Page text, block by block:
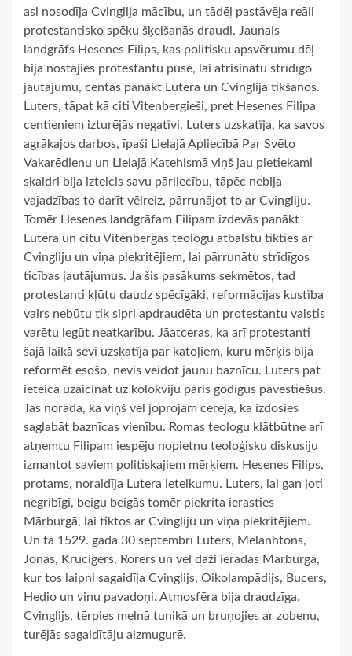
asi nosodīja Cvinglija mācību, un tādēļ pastāvēja reāli
protestantisko spēku šķelšanās draudi. Jaunais
landgrāfs Hesenes Filips, kas politisku apsvērumu dēļ
bija nostājies protestantu pusē, lai atrisinātu strīdīgo
jautājumu, centās panākt Lutera un Cvinglija tikšanos.
Luters, tāpat kā citi Vitenbergieši, pret Hesenes Filipa
centieniem izturējās negatīvi. Luters uzskatīja, ka savos
agrākajos darbos, īpaši Lielajā Apliecībā Par Svēto
Vakarēdienu un Lielajā Katehismā viņš jau pietiekami
skaidri bija izteicis savu pārliecību, tāpēc nebija
vajadzības to darīt vēlreiz, pārrunājot to ar Cvingliju.
Tomēr Hesenes landgrāfam Filipam izdevās panākt
Lutera un citu Vitenbergas teologu atbalstu tikties ar
Cvingliju un viņa piekritējiem, lai pārrunātu strīdīgos
ticības jautājumus. Ja šis pasākums sekmētos, tad
protestanti kļūtu daudz spēcīgāki, reformācijas kustība
vairs nebūtu tik sipri apdraudēta un protestantu valstis
varētu iegūt neatkarību. Jāatceras, ka arī protestanti
šajā laikā sevi uzskatīja par katoļiem, kuru mērķis bija
reformēt esošo, nevis veidot jaunu baznīcu. Luters pat
ieteica uzaicināt uz kolokviju pāris godīgus pāvestiešus.
Tas norāda, ka viņš vēl joprojām cerēja, ka izdosies
saglabāt baznīcas vienību. Romas teologu klātbūtne arī
atņemtu Filipam iespēju nopietnu teoloģisku diskusiju
izmantot saviem politiskajiem mērķiem. Hesenes Filips,
protams, noraidīja Lutera ieteikumu. Luters, lai gan ļoti
negribīgi, beigu beigās tomēr piekrita ierasties
Mārburgā, lai tiktos ar Cvingliju un viņa piekritējiem.
Un tā 1529. gada 30 septembrī Luters, Melanhtons,
Jonas, Krucigers, Rorers un vēl daži ieradās Mārburgā,
kur tos laipni sagaidīja Cvinglijs, Oikolampādijs, Bucers,
Hedio un viņu pavadoņi. Atmosfēra bija draudzīga.
Cvinglijs, tērpies melnā tunikā un bruņojies ar zobenu,
turējās sagaidītāju aizmugurē.